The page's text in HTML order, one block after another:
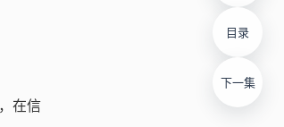
目录
下一集
在信